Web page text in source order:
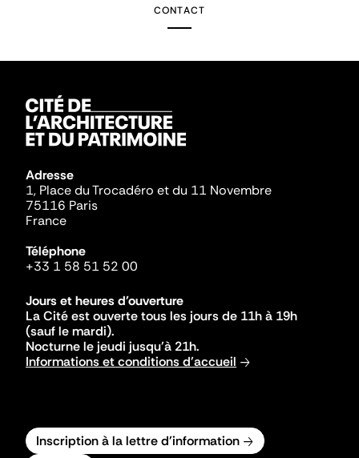
CONTACT
Adresse
1, Place du Trocadéro et du 11 Novembre
75116 Paris
France
Téléphone
+33 1 58 51 52 00
Jours et heures d'ouverture
La Cité est ouverte tous les jours de 11h à 19h
(sauf le mardi).
Nocturne le jeudi jusqu'à 21h.
Informations et conditions d'accueil
Inscription à la lettre d'information